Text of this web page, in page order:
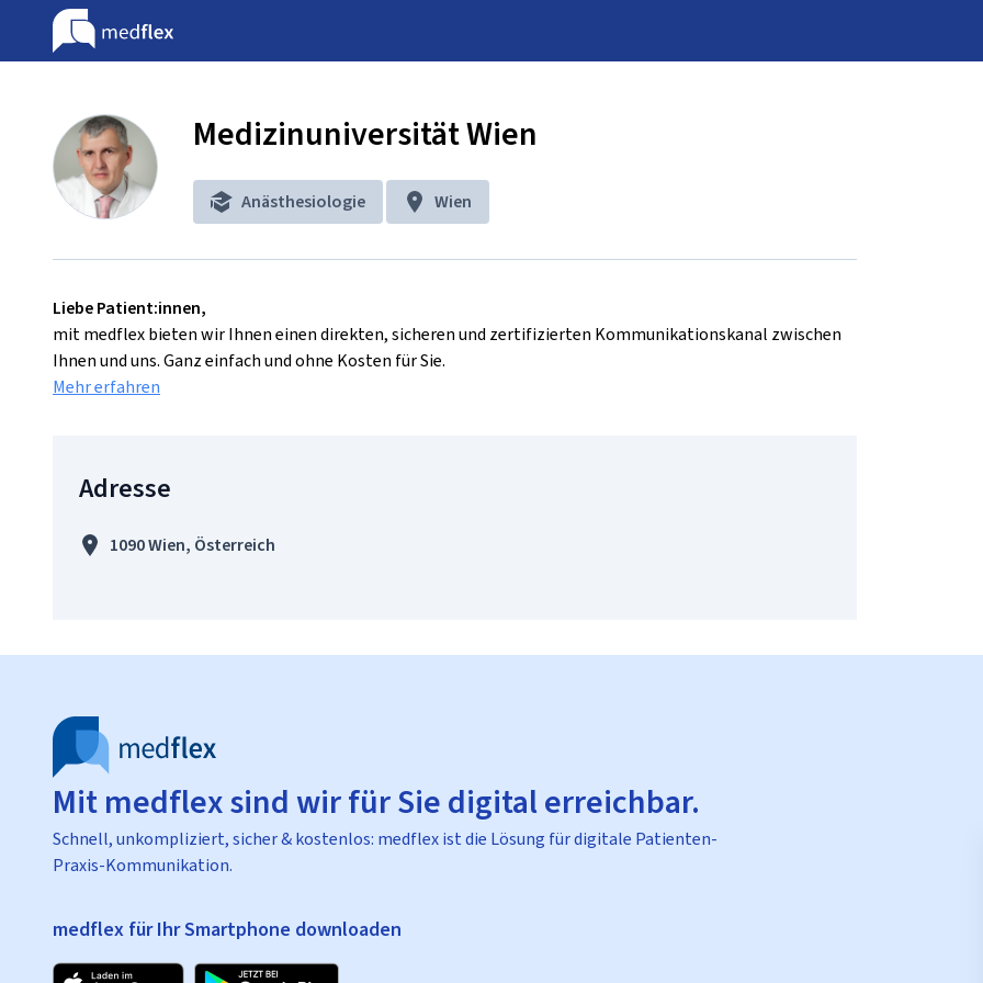
Medizinuniversität Wien
Anästhesiologie Wien
Liebe Patient:innen,
mit medflex bieten wir Ihnen einen direkten, sicheren und zertifizierten Kommunikationskanal zwischen
Ihnen und uns. Ganz einfach und ohne Kosten für Sie.
Mehr erfahren
Adresse
1090 Wien, Österreich
Mit medflex sind wir für Sie digital erreichbar.
Schnell, unkompliziert, sicher & kostenlos: medflex ist die Lösung für digitale Patienten-
Praxis-Kommunikation.
medflex für Ihr Smartphone downloaden